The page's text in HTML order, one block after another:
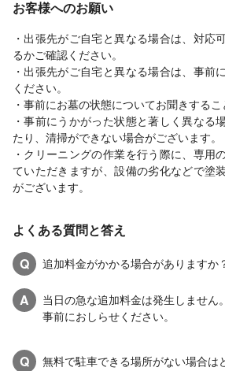
お客様へのお願い
・出張先がご自宅と異なる場合は、対応
るかご確認ください。
・出張先がご自宅と異なる場合は、事前
ください。
・事前にお墓の状態についてお聞きするこ
・事前にうかがった状態と著しく異なる
たり、清掃ができない場合がございます。
・クリーニングの作業を行う際に、専用
ていただきますが、設備の劣化などで塗
がございます。
よくある質問と答え
Q
追加料金がかかる場合がありますか
A
当日の急な追加料金は発生しません
事前におしらせください。
Q 無料で駐車できる場所がない場合は